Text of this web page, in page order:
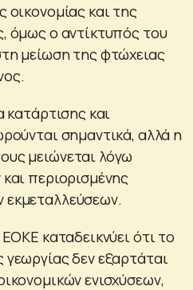
οικονομίας και της
όμως ο αντίκτυπός του
μείωση της φτώχειας
κατάρτισης και
σημαντικά, αλλά η
μειώνεται λόγω
περιορισμένης
καταδεικνύει ότι το
δεν εξαρτάται
ενισχύσεων,